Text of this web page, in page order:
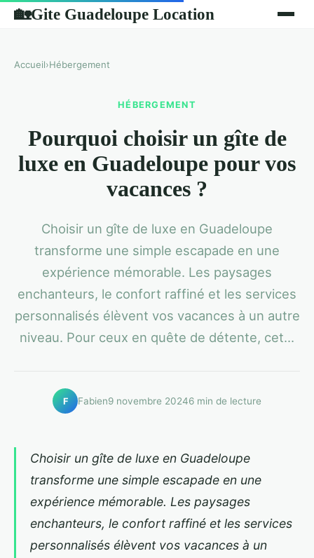
🏡Gite Guadeloupe Location
Accueil›Hébergement
HÉBERGEMENT
Pourquoi choisir un gîte de
luxe en Guadeloupe pour vos
vacances ?
Choisir un gîte de luxe en Guadeloupe
transforme une simple escapade en une
expérience mémorable. Les paysages
enchanteurs, le confort raffiné et les services
personnalisés élèvent vos vacances à un autre
niveau. Pour ceux en quête de détente, cet...
F Fabien9 novembre 20246 min de lecture
Choisir un gîte de luxe en Guadeloupe
transforme une simple escapade en une
expérience mémorable. Les paysages
enchanteurs, le confort raffiné et les services
personnalisés élèvent vos vacances à un